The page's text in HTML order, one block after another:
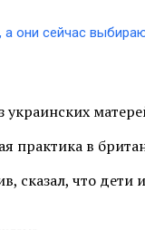
они сейчас
практика в
сказал, что дети